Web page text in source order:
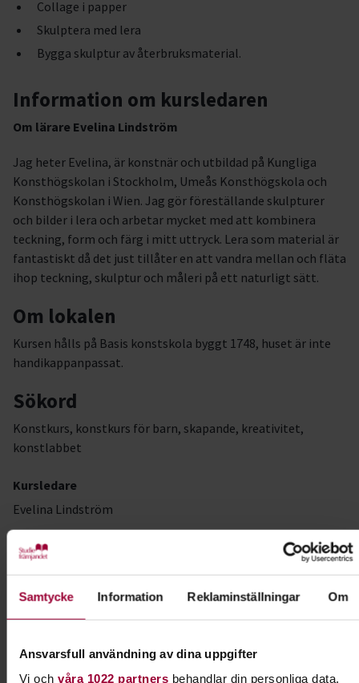
Samtycke Information Reklaminställningar Om
Ansvarsfull användning av dina uppgifter
Vi och våra 1022 partnersbehandlar din personliga data,
Collage i papper
Skulptera med lera
Bygga skulptur av återbruksmaterial.
Information om kursledaren
Om lärare Evelina Lindström
Jag heter Evelina, är konstnär och utbildad på Kungliga
Konsthögskolan i Stockholm, Umeås Konsthögskola och
Konsthögskolan i Wien. Jag gör föreställande skulpturer
och bilder i lera och arbetar mycket med att kombinera
teckning, form och färg i mitt uttryck. Lera som material är
fantastiskt då det just tillåter en att vandra mellan och fläta
ihop teckning, skulptur och måleri på ett naturligt sätt.
Om lokalen
Kursen hålls på Basis konstskola byggt 1748, huset är inte
handikappanpassat.
Sökord
Konstkurs, konstkurs för barn, skapande, kreativitet,
konstlabbet
Kursledare
Evelina Lindström
Kontakt
Daniela Auerbach
Folkbildningsutvecklare Kultur
Skicka e-post